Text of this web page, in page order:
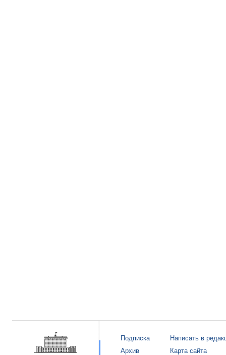
Подписка
Архив
Написать в
Карта сайта